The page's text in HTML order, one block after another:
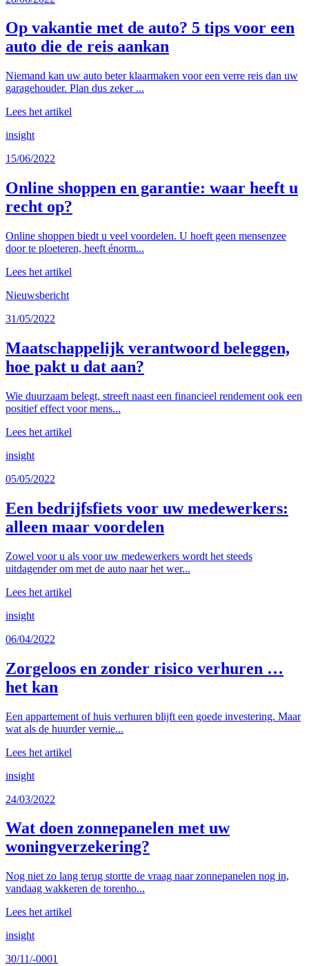
Op vakantie met de auto? 5 tips voor een
auto die de reis aankan
Niemand kan uw auto beter klaarmaken voor een verre reis dan uw
garagehouder. Plan dus zeker ...
Lees het artikel
insight
15/06/2022
Online shoppen en garantie: waar heeft u
recht op?
Online shoppen biedt u veel voordelen. U hoeft geen mensenzee
door te ploeteren, heeft énorm...
Lees het artikel
Nieuwsbericht
31/05/2022
Maatschappelijk verantwoord beleggen,
hoe pakt u dat aan?
Wie duurzaam belegt, streeft naast een financieel rendement ook een
positief effect voor mens...
Lees het artikel
insight
05/05/2022
Een bedrijfsfiets voor uw medewerkers:
alleen maar voordelen
Zowel voor u als voor uw medewerkers wordt het steeds
uitdagender om met de auto naar het wer...
Lees het artikel
insight
06/04/2022
Zorgeloos en zonder risico verhuren …
het kan
Een appartement of huis verhuren blijft een goede investering. Maar
wat als de huurder vernie...
Lees het artikel
insight
24/03/2022
Wat doen zonnepanelen met uw
woningverzekering?
Nog niet zo lang terug stortte de vraag naar zonnepanelen nog in,
vandaag wakkeren de torenho...
Lees het artikel
insight
30/11/-0001